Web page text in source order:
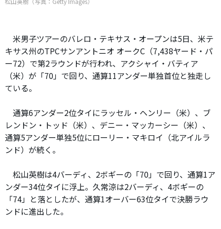
米男子ツアーのバレロ・テキサス・オープンは5日、米テ
キサス州のTPCサンアントニオ オークC（7,438ヤード・パ
ー72）で第2ラウンドが行われ、アクシャイ・バティア
（米）が「70」で回り、通算11アンダー単独首位と独走し
ている。
通算6アンダー2位タイにラッセル・ヘンリー（米）、ブ
レンドン・トッド（米）、デニー・マッカーシー（米）、
通算5アンダー単独5位にローリー・マキロイ（北アイルラ
ンド）が続く。
松山英樹は4バーディ、2ボギーの「70」で回り、通算1ア
ンダー34位タイに浮上。久常涼は2バーディ、4ボギーの
「74」と落としたが、通算1オーバー63位タイで決勝ラウ
ンドに進出した。